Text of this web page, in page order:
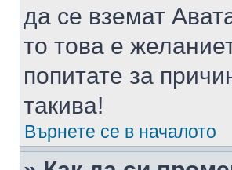
да се вземат
то това е
попитате за
такива!
Върнете се в началото